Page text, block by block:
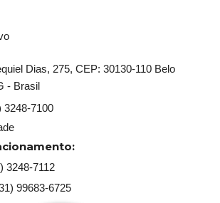
Dias, 275, CEP: 30130-110 Belo
- Brasil
3248-7100
3248-7112
99683-6725